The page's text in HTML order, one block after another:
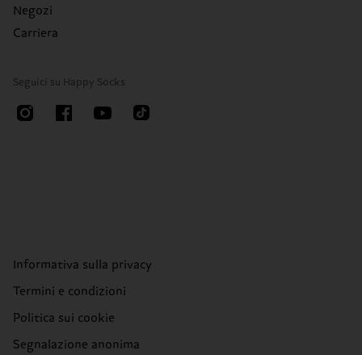
Negozi
Carriera
Seguici su Happy Socks
Informativa sulla privacy
Termini e condizioni
Politica sui cookie
Segnalazione anonima